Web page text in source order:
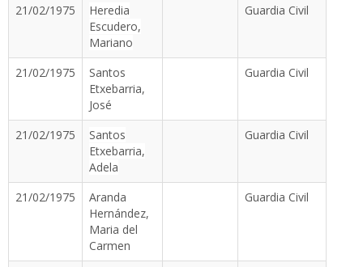
21/02/1975
Heredia
Escudero,
Mariano
Guardia Civil
21/02/1975
Santos
Etxebarria,
José
Guardia Civil
21/02/1975
Santos
Etxebarria,
Adela
Guardia Civil
21/02/1975
Aranda
Hernández,
Maria del
Carmen
Guardia Civil